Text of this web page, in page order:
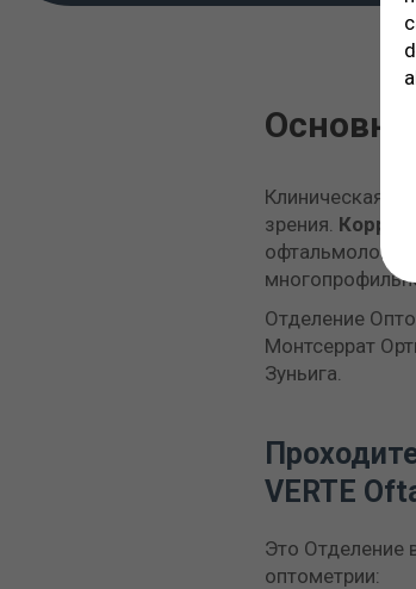
Клиническая
зрения.
Отделение
Монтсеррат
Зуньига.
VERTE
Это Отделение
оптометрии: